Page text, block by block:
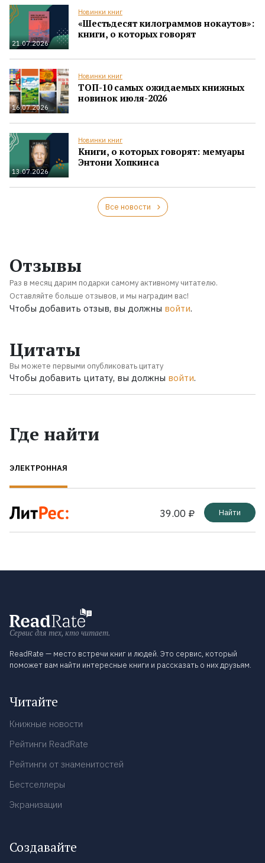
21.07.2026
Новинки книг
«Шестьдесят килограммов нокаутов»:
книги, о которых говорят
16.07.2026
Новинки книг
ТОП-10 самых ожидаемых книжных
новинок июля-2026
13.07.2026
Новинки книг
Книги, о которых говорят: мемуары
Энтони Хопкинса
Все новости
Отзывы
Раз в месяц дарим подарки самому активному читателю.
Оставляйте больше отзывов, и мы наградим вас!
Чтобы добавить отзыв, вы должны войти.
Цитаты
Вы можете первыми опубликовать цитату
Чтобы добавить цитату, вы должны войти.
Где найти
ЭЛЕКТРОННАЯ
39.00 ₽ Найти
Сервис для тех, кто читает.
ReadRate — место встречи книг и людей. Это сервис, который
поможет вам найти интересные книги и рассказать о них друзьям.
Читайте
Книжные новости
Рейтинги ReadRate
Рейтинги от знаменитостей
Бестселлеры
Экранизации
Создавайте